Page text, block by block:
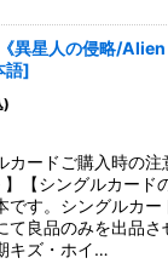
《異星人の侵略/
語]
)
カードご購入時の
【シングルカード
です。シングルカー
て良品のみを出品さ
キズ・ホイ…